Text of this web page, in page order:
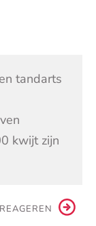
tandarts
kwijt zijn